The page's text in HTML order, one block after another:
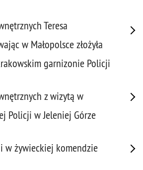
Teresa
w Małopolsce złożyła
garnizonie Policji
z wizytą w
Policji w Jeleniej Górze
w żywieckiej komendzie